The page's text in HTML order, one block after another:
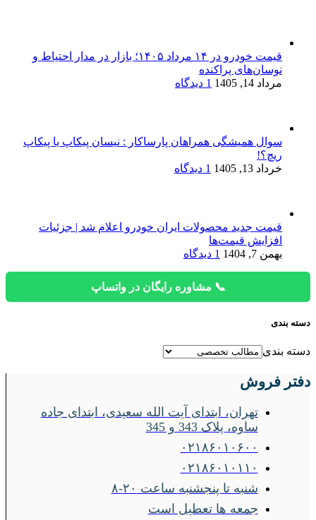
قیمت خودرو در ۱۴ مرداد ۱۴۰۵؛ بازار در مدار احتیاط و
نوسان‌های پراکنده
مرداد 14, 1405
1 دیدگاه
سوال همیشگی همراهان پارساکار : نیسان پیکاپ یا پیکاپ
ریچ؟!
خرداد 13, 1405
1 دیدگاه
قیمت جدید محصولات ایران خودرو اعلام شد | جزئیات
افزایش قیمت‌ها
بهمن 7, 1404
1 دیدگاه
📞 مشاوره رایگان در واتساپ
دسته بندی
دسته بندی
دفتر فروش
تهران، ابتدای آیت الله سعیدی، ابتدای جاده
ساوه، پلاک 343 و 345
۰۲۱۸۶۰۱۰۶۰۰
۰۲۱۸۶۰۱۰۱۱۰
شنبه تا پنجشنبه ساعت ۲۰-۸
جمعه ها تعطیل است